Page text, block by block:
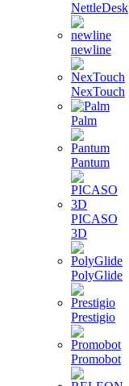
NettleDesk
newline
NexTouch
Palm
Pantum
PICASO
3D
PolyGlide
Prestigio
Promobot